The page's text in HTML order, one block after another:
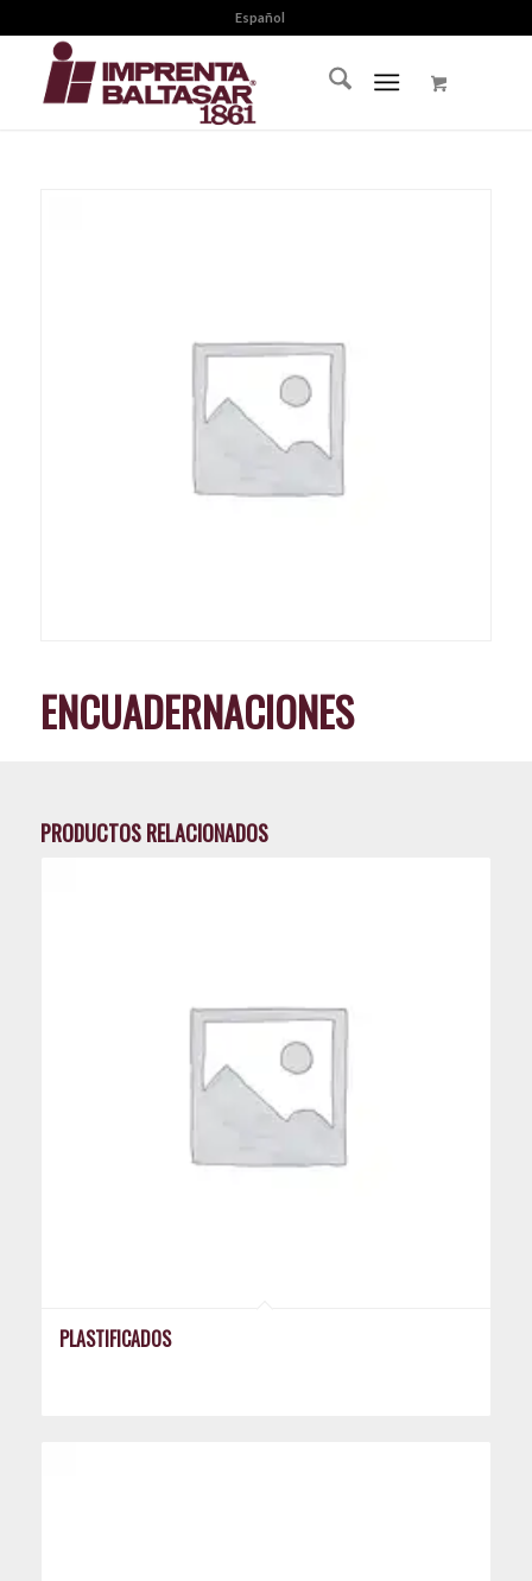
Español
ENCUADERNACIONES
PRODUCTOS RELACIONADOS
PLASTIFICADOS